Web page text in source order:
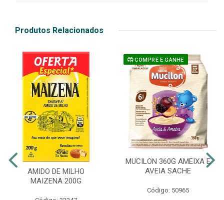
Produtos Relacionados
AMIDO DE MILHO
MAIZENA 200G
COMPRE E GANHE
MUCILON 360G AMEIXA E
AVEIA SACHE
Código: 50965